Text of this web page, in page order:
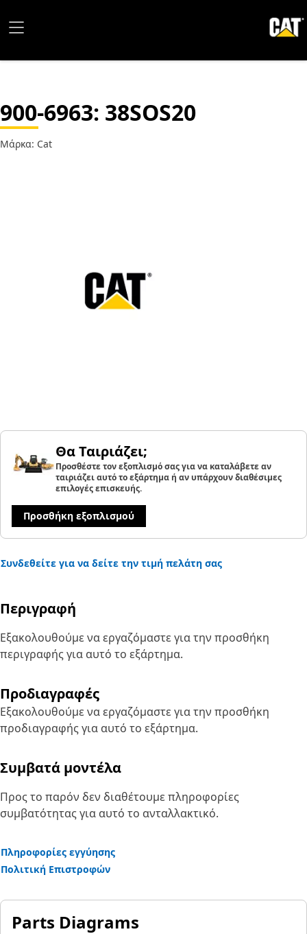
900-6963: 38SOS20
Μάρκα: Cat
Θα Ταιριάζει;
Προσθέστε τον εξοπλισμό σας για να καταλάβετε αν
ταιριάζει αυτό το εξάρτημα ή αν υπάρχουν διαθέσιμες
επιλογές επισκευής.
Προσθήκη εξοπλισμού
Συνδεθείτε για να δείτε την τιμή πελάτη σας
Περιγραφή
Εξακολουθούμε να εργαζόμαστε για την προσθήκη
περιγραφής για αυτό το εξάρτημα.
Προδιαγραφές
Εξακολουθούμε να εργαζόμαστε για την προσθήκη
προδιαγραφής για αυτό το εξάρτημα.
Συμβατά μοντέλα
Προς το παρόν δεν διαθέτουμε πληροφορίες
συμβατότητας για αυτό το ανταλλακτικό.
Πληροφορίες εγγύησης
Πολιτική Επιστροφών
Parts Diagrams